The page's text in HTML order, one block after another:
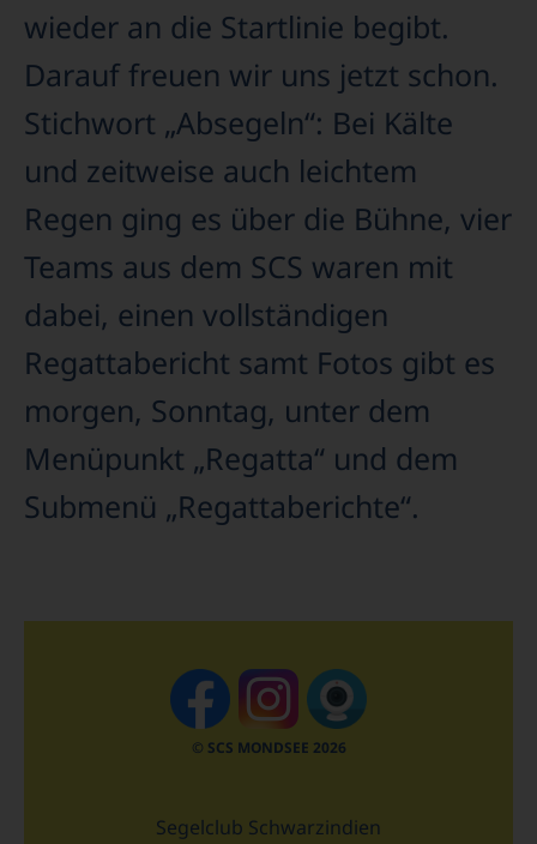
wieder an die Startlinie begibt.
Darauf freuen wir uns jetzt schon.
Stichwort „Absegeln“: Bei Kälte
und zeitweise auch leichtem
Regen ging es über die Bühne, vier
Teams aus dem SCS waren mit
dabei, einen vollständigen
Regattabericht samt Fotos gibt es
morgen, Sonntag, unter dem
Menüpunkt „Regatta“ und dem
Submenü „Regattaberichte“.
© SCS MONDSEE 2026
Segelclub Schwarzindien